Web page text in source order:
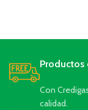
Productos
Con
calidad.